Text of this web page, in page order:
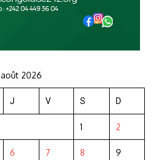
août 2026
J V S D
1 2
6 7 8 9